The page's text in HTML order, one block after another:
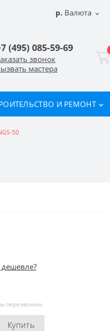
р. Валюта
(495) 085-59-69
звонок
мастера
И РЕМОНТ
50
перезвоним
Купить